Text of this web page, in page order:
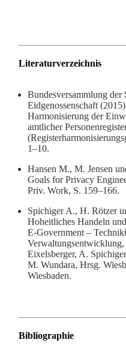
Literaturverzeichnis
Bundesversammlung der
Eidgenossenschaft
Harmonisierung der
amtlicher
1–10.
Hansen M., M. Jensen
Goals for Privacy
Priv. Work, S. 159–166.
Spichiger A., H. Rötzer
Hoheitliches Handeln
E-Government –
Verwaltungsentwicklung,
Eixelsberger, A.
M. Wundara, Hrsg.
Wiesbaden.
Bibliographie